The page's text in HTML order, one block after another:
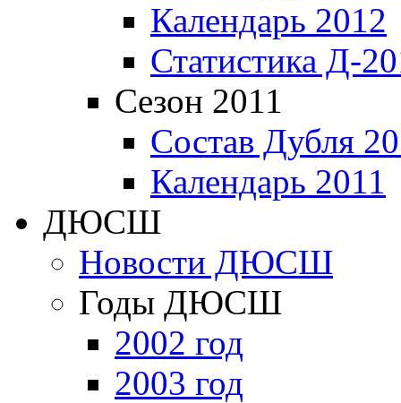
Календарь 2012
Статистика Д-
Сезон 2011
Состав Дубля
Календарь 2011
ДЮСШ
Новости ДЮСШ
Годы ДЮСШ
2002 год
2003 год